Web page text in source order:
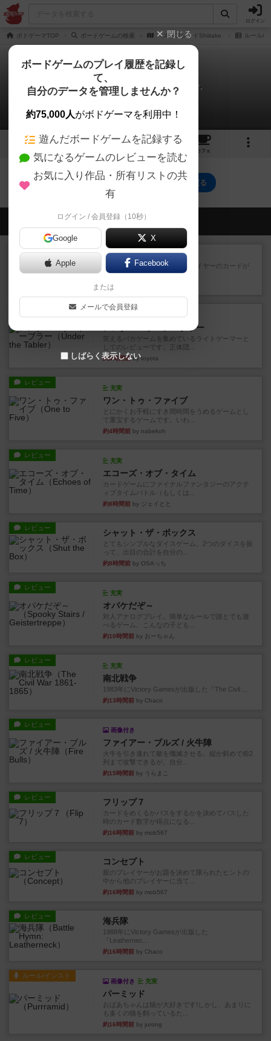
ログイン
ボドゲーマTOP ボードゲームの検索 ベストフレンドShiitake. ルール/
ベストフレンドShiitake.
0件のルール/インスト
カフェ
ベストフレンドShiitake.のトップに戻る
会員の新しい投稿
レビュー 花火：スターマイン
自分のカードは見えず他のプレイヤーのカードが
見える状態でカードを教えた...
26分前
アンダー・ザ・テーブラー
笑えるバカゲームを集めているライトゲーマーと
してのレビューです。正体隠...
約3時間前by toyota
レビュー
充実
ワン・トゥ・ファイブ
とにかくお手軽にすき間時間をうめるゲームとし
て重宝するゲームです。いわ...
約4時間前 by nabekoh
レビュー
充実
エコーズ・オブ・タイム
カードゲームにファイナルファンタジーのアクテ
ィブタイムバトル（もしくは...
約8時間前 by ジェイとと
レビュー シャット・ザ・ボックス
とてもシンプルなダイスゲーム。2つのダイスを振
って、出目の合計を自分の...
約8時間前 by OSAっち
レビュー
充実
オバケだぞ～
対人アナログプレイ。簡単なルールで誰とでも遊
べるゲーム。こんなの子ども...
約10時間前 by おーちゃん
レビュー
充実
南北戦争
1983年にVictory Gamesが出版した『The Civil ...
約13時間前 by Chaco
レビュー
画像付き
ファイアー・ブルズ / 火牛陣
火牛を引き連れて敵を殲滅させる。縦か斜めで前2
列まで攻撃できるが、自分...
約15時間前 by うらまこ
レビュー フリップ７
カードをめくるかパスをするかを決めてパスした
時のカード数字が得点になる...
約16時間前 by mob567
レビュー コンセプト
親のプレイヤーがお題を決めて限られたヒントの
中から他のプレイヤーに当て...
約16時間前 by mob567
レビュー 海兵隊
1988年にVictory Gamesが出版した
『Leathernec...
約16時間前 by Chaco
ルール/インスト
画像付き 充実
パーミッド
おばあちゃんは猫が大好きです!しかし、あまりに
も多くの猫を飼っているた...
約16時間前 by jurong
閉じる
ボードゲームのプレイ履歴を記録し
て、
自分のデータを管理しませんか？
約75,000人がボドゲーマを利用中！
遊んだボードゲームを記録する
気になるゲームのレビューを読む
お気に入り作品・所有リストの共
有
ログイン / 会員登録（10秒）
Google X
Apple Facebook
または
メールで会員登録
しばらく表示しない